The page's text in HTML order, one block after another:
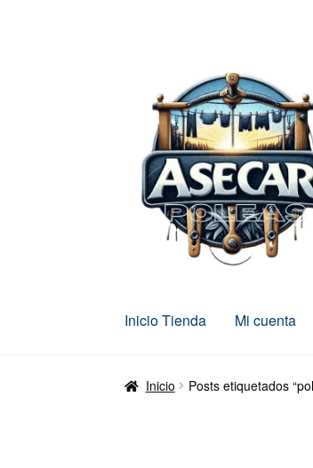
navegación
contenido
Inicio Tienda Mi cuenta
Inicio Posts etiquetados